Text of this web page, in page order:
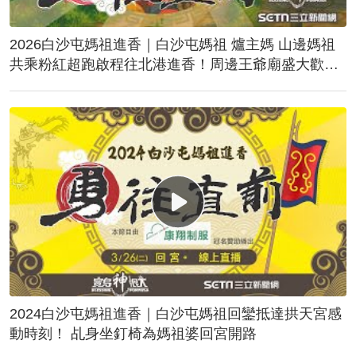
2026白沙屯媽祖進香｜白沙屯媽祖 爐主媽 山邊媽祖
共乘粉紅超跑啟程往北港進香！周邊王爺廟盛大歡
2024白沙屯媽祖進香｜白沙屯媽祖回鑾抵達拱天宮感
動時刻！ 乩身坐釘椅為媽祖婆回宮開路